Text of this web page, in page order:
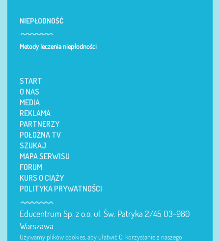
NIEPŁODNOŚĆ
Metody leczenia niepłodności
START
O NAS
MEDIA
REKLAMA
PARTNERZY
POŁOŻNA TV
SZUKAJ
MAPA SERWISU
FORUM
KURS O CIĄŻY
POLITYKA PRYWATNOŚCI
Educentrum Sp. z o.o. ul. Św. Patryka 2/45 03-980
Warszawa.
Używamy plików cookies, aby ułatwić Ci korzystanie z naszego